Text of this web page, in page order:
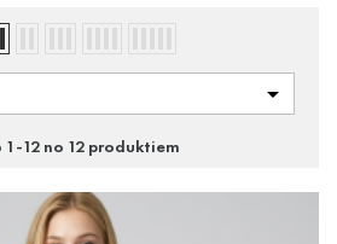

12 no 12 produktiem